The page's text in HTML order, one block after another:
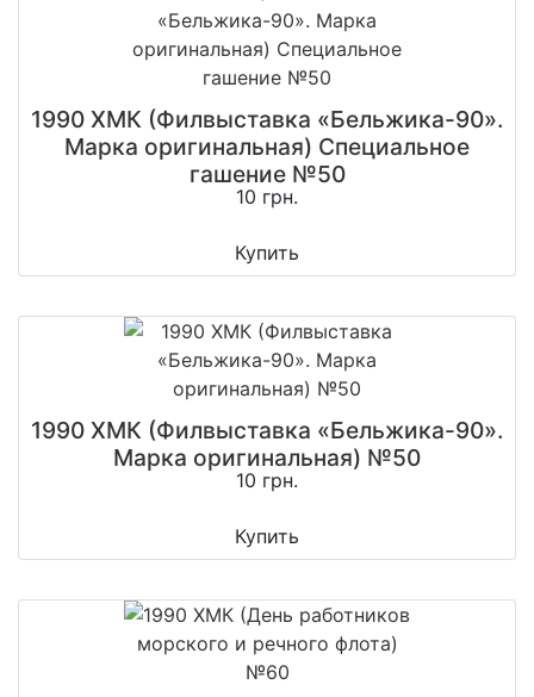
1990 ХМК (Филвыставка «Бельжика-90».
Марка оригинальная) Специальное
гашение №50
10 грн.
Купить
1990 ХМК (Филвыставка «Бельжика-90».
Марка оригинальная) №50
10 грн.
Купить